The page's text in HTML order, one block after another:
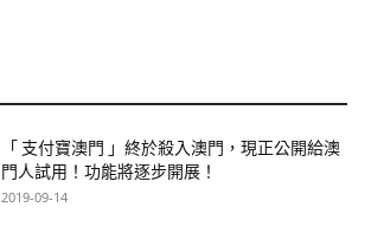
「 支付寶澳門 」終於殺入澳門，現正公開給澳
門人試用！功能將逐步開展！
2019-09-14